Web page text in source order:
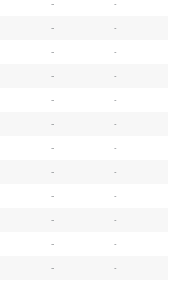
-
-
-
-
-
-
-
-
-
-
-
-
-
-
-
-
-
-
-
-
-
-
-
-